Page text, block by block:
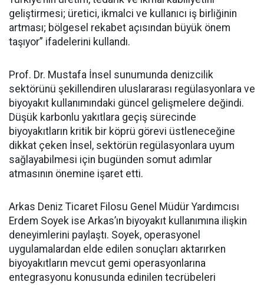
geliştirmesi; üretici, ikmalci ve kullanıcı iş birliğinin
artması; bölgesel rekabet açısından büyük önem
taşıyor” ifadelerini kullandı.
Prof. Dr. Mustafa İnsel sunumunda denizcilik
sektörünü şekillendiren uluslararası regülasyonlara ve
biyoyakıt kullanımındaki güncel gelişmelere değindi.
Düşük karbonlu yakıtlara geçiş sürecinde
biyoyakıtların kritik bir köprü görevi üstleneceğine
dikkat çeken İnsel, sektörün regülasyonlara uyum
sağlayabilmesi için bugünden somut adımlar
atmasının önemine işaret etti.
Arkas Deniz Ticaret Filosu Genel Müdür Yardımcısı
Erdem Soyek ise Arkas’ın biyoyakıt kullanımına ilişkin
deneyimlerini paylaştı. Soyek, operasyonel
uygulamalardan elde edilen sonuçları aktarırken
biyoyakıtların mevcut gemi operasyonlarına
entegrasyonu konusunda edinilen tecrübeleri